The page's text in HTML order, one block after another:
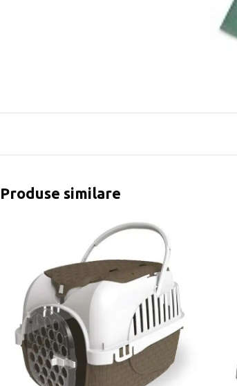
Produse similare